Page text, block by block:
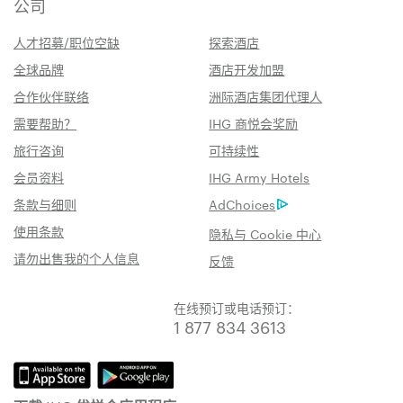
公司
人才招募/职位空缺
探索酒店
全球品牌
酒店开发加盟
合作伙伴联络
洲际酒店集团代理人
需要帮助？
IHG 商悦会奖励
旅行咨询
可持续性
会员资料
IHG Army Hotels
条款与细则
AdChoices
使用条款
隐私与 Cookie 中心
请勿出售我的个人信息
反馈
在线预订或电话预订：
1 877 834 3613